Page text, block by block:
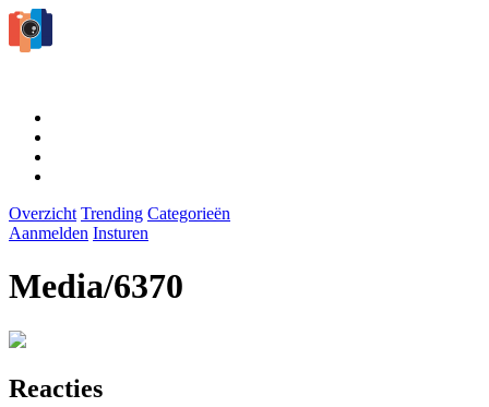
Overzicht Trending Categorieën
Aanmelden Insturen
Media/6370
Reacties